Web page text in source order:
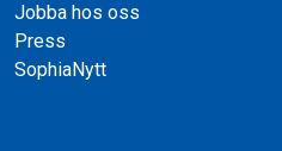
Jobba hos oss
Press
SophiaNytt